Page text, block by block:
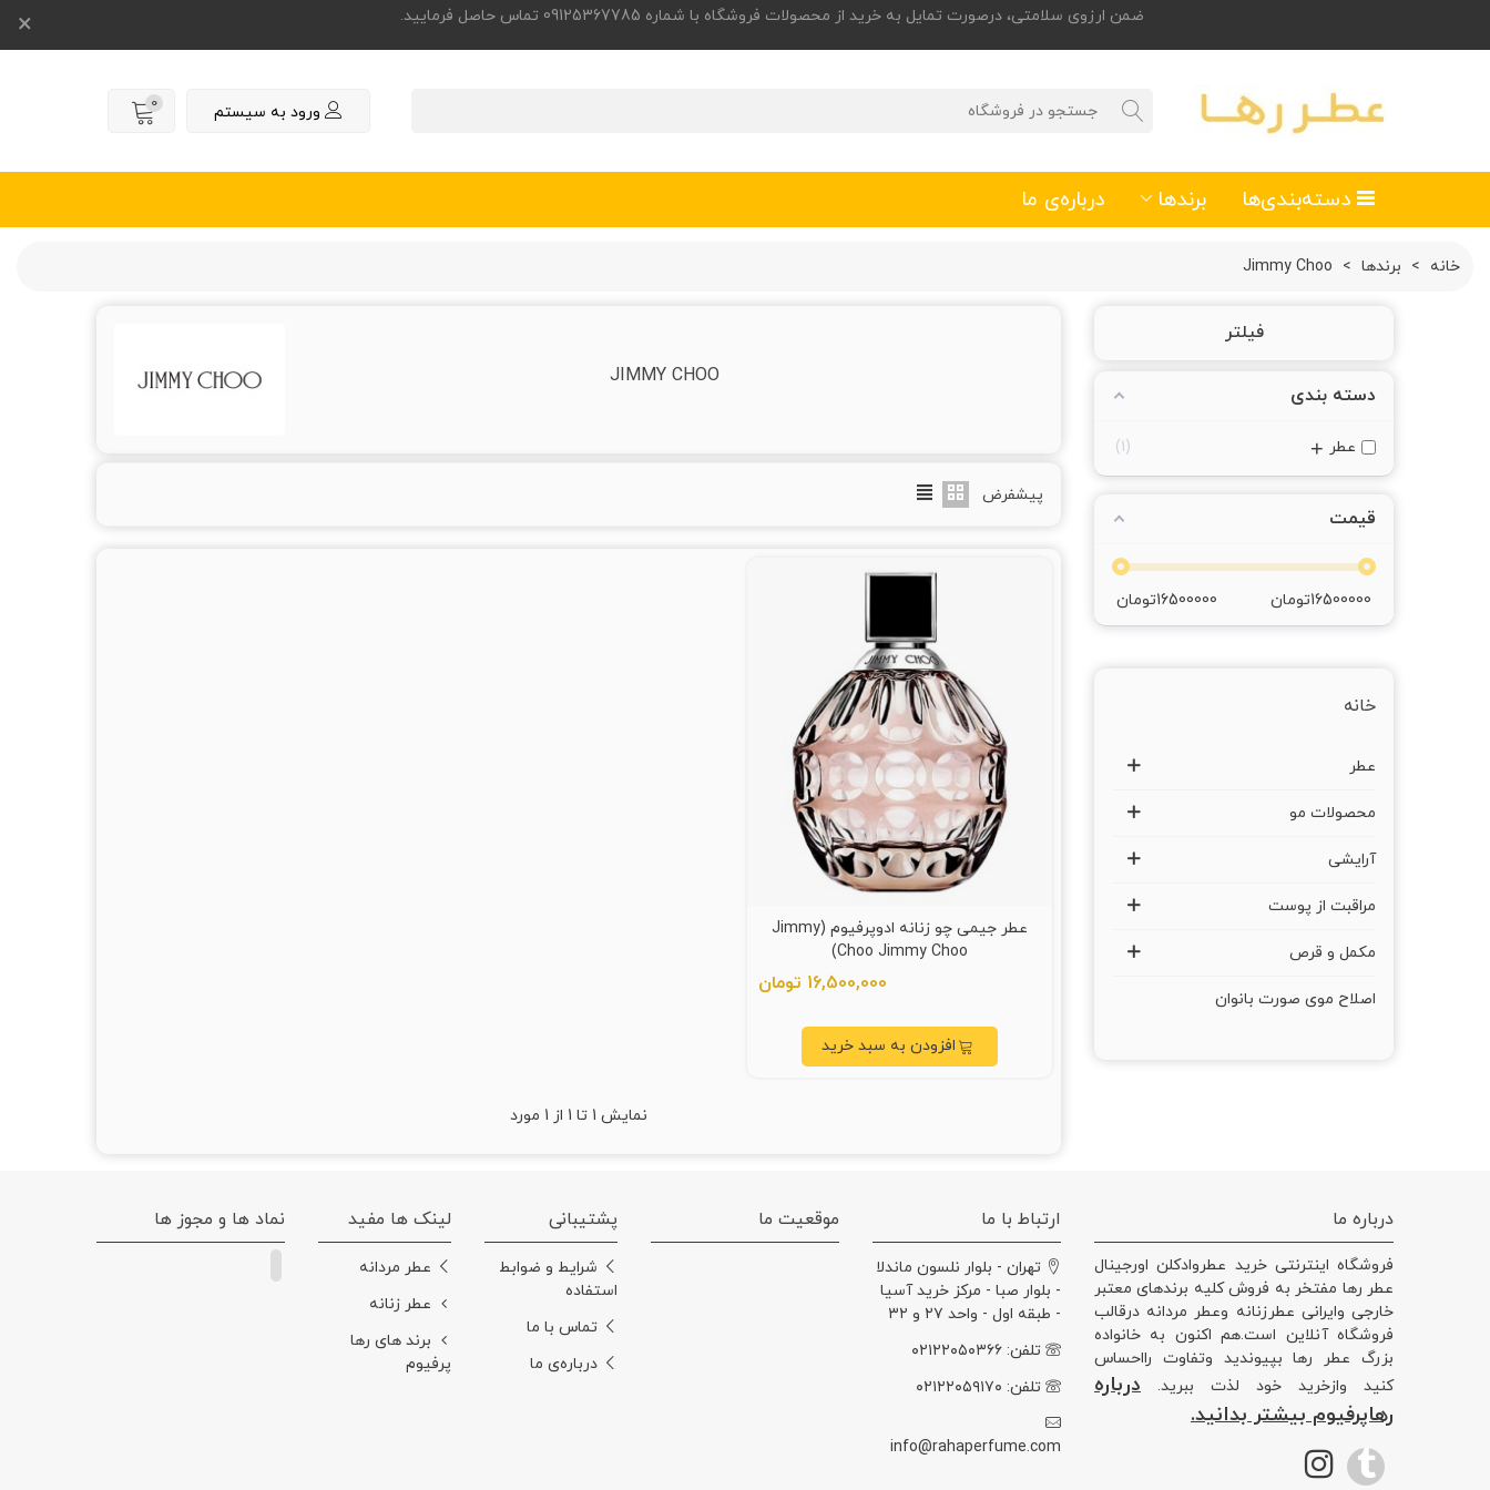
ضمن ارزوی سلامتی، درصورت تمایل به خرید از محصولات فروشگاه با شماره 09125367785 تماس حاصل فرمایید. ×
ورود به سیستم 0
دسته‌بندی‌ها برندها درباره‌ی ما
خانه > برندها >
Jimmy Choo
فیلتر
دسته بندی
عطر +
1
قیمت
16500000تومان 16500000تومان
خانه
عطر
محصولات مو
آرایشی
مراقبت از پوست
مکمل و قرص
اصلاح موی صورت بانوان
JIMMY CHOO
پیشفرض
عطر جیمی چو زنانه ادوپرفیوم (Jimmy
Choo Jimmy Choo)
16,500,000 تومان
افزودن به سبد خرید
نمایش 1 تا 1 از 1 مورد
درباره ما
فروشگاه اینترنتی خرید عطروادکلن اورجینال
عطر رها مفتخر به فروش کلیه برندهای معتبر
خارجی وایرانی عطرزنانه وعطر مردانه درقالب
فروشگاه آنلاین است.هم اکنون به خانواده
بزرگ عطر رها بپیوندید وتفاوت رااحساس
کنید وازخرید خود لذت ببرید. درباره
رهاپرفیوم بیشتر بدانید.
ارتباط با ما
تهران - بلوار نلسون ماندلا
- بلوار صبا - مرکز خرید آسیا
- طبقه اول - واحد ۲۷ و ۳۲
تلفن: ۰۲۱۲۲۰۵۰۳۶۶
تلفن: ۰۲۱۲۲۰۵۹۱۷۰
info@rahaperfume.com
موقعیت ما پشتیبانی
شرایط و ضوابط
استفاده
تماس با ما
درباره‌ی ما
لینک ها مفید
عطر مردانه
عطر زنانه
برند های رها
پرفیوم
نماد ها و مجوز ها